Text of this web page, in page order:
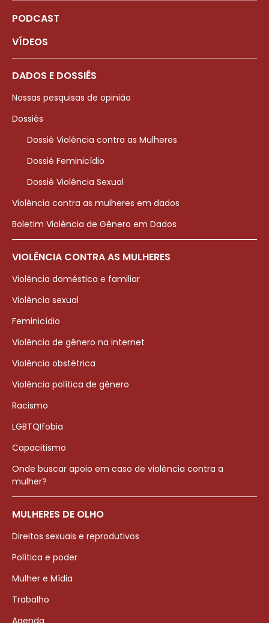
PODCAST
VÍDEOS
DADOS E DOSSIÊS
Nossas pesquisas de opinião
Dossiês
Dossiê Violência contra as Mulheres
Dossiê Feminicídio
Dossiê Violência Sexual
Violência contra as mulheres em dados
Boletim Violência de Gênero em Dados
VIOLÊNCIA CONTRA AS MULHERES
Violência doméstica e familiar
Violência sexual
Feminicídio
Violência de gênero na internet
Violência obstétrica
Violência política de gênero
Racismo
LGBTQIfobia
Capacitismo
Onde buscar apoio em caso de violência contra a
mulher?
MULHERES DE OLHO
Direitos sexuais e reprodutivos
Política e poder
Mulher e Mídia
Trabalho